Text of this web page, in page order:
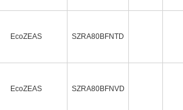
EcoZEAS SZRA80BFNTD
EcoZEAS SZRA80BFNVD